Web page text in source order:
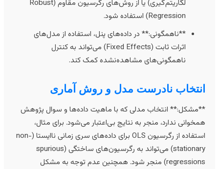
لگاریتم‌گیری) یا از روش‌های رگرسیون مقاوم (Robust
Regression) استفاده شود.
**ناهمگونی:** در داده‌های پنل، استفاده از مدل‌های
اثرات ثابت (Fixed Effects) می‌تواند به کنترل
ناهمگونی‌های مشاهده‌نشده کمک کند.
نادرست مدل و روش آماری
انتخاب مدلی که با ماهیت داده‌ها و سوال پژوهش
ندارد، منجر به نتایج بی‌اعتبار می‌شود. برای مثال،
استفاده از رگرسیون OLS برای داده‌های سری زمانی ناایستا (non-
stationary) می‌تواند به رگرسیون‌های ساختگی (spurious
regressions) منجر شود. همچنین عدم توجه به مشکل